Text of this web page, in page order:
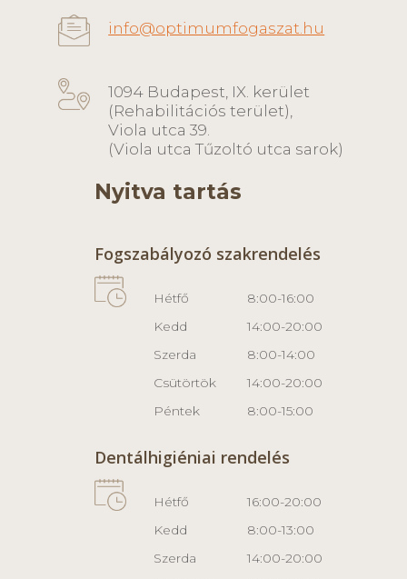
info@optimumfogaszat.hu
1094 Budapest, IX. kerület
(Rehabilitációs terület),
Viola utca 39.
(Viola utca Tűzoltó utca sarok)
Nyitva tartás
Fogszabályozó szakrendelés
Hétfő
8:00-16:00
Kedd
14:00-20:00
Szerda
8:00-14:00
Csütörtök
14:00-20:00
Péntek
8:00-15:00
Dentálhigiéniai rendelés
Hétfő
16:00-20:00
Kedd
8:00-13:00
Szerda
14:00-20:00